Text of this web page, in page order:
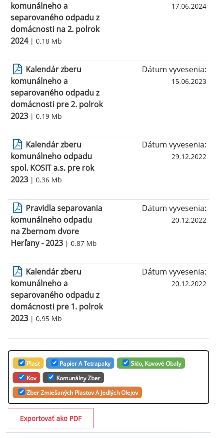
komunálneho a
separovaného odpadu z
domácnosti na 2. polrok
2024 | 0.18 Mb
17.06.2024
Kalendár zberu
komunálneho a
separovaného odpadu z
domácnosti pre 2. polrok
2023 | 0.19 Mb
Dátum vyvesenia:
15.06.2023
Kalendár zberu
komunálneho odpadu
spol. KOSIT a.s. pre rok
2023 | 0.36 Mb
Dátum vyvesenia:
29.12.2022
Pravidla separovania
komunálneho odpadu
na Zbernom dvore
Herľany - 2023 | 0.87 Mb
Dátum vyvesenia:
20.12.2022
Kalendár zberu
komunálneho a
separovaného odpadu z
domácnosti pre 1. polrok
2023 | 0.95 Mb
Dátum vyvesenia:
20.12.2022
Plast Papier A Tetrapaky
Sklo, Kovové Obaly
Kov
Komunálny Zber
Zber Zmiešaných Plastov A Jedlých Olejov
Exportovať ako PDF